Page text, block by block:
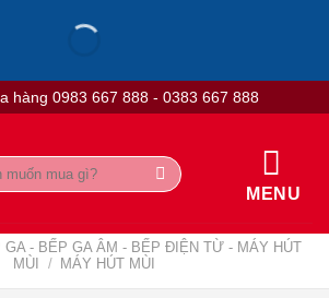
hàng 0983 667 888 - 0383 667 888
MENU
GA - BẾP GA ÂM - BẾP ĐIỆN TỪ - MÁY HÚT
MÙI
/ MÁY HÚT MÙI